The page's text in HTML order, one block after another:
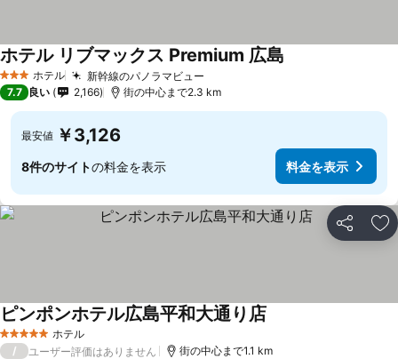
3 ホテルのランク
ホテル 新幹線のパノラマビュー
ホテル リブマックス Premium 広島
7.7 良い 2,166 街の中心まで2.3 km
最安値 ￥3,126
8件のサイトの料金を表示 料金を表示
シェア お
5 ホテルのランク
ホテル
ピンポンホテル広島平和大通り店
/ ユーザー評価はありません 街の中心まで1.1 km